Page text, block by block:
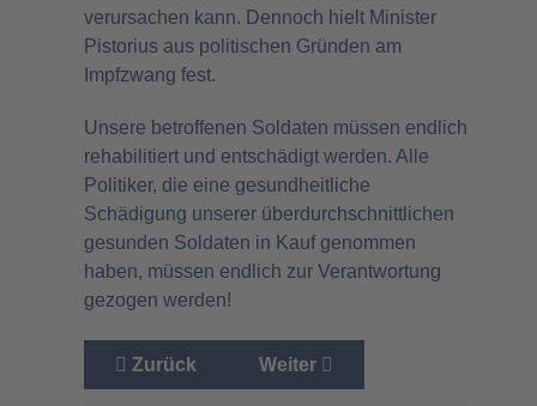
verursachen kann. Dennoch hielt Minister
Pistorius aus politischen Gründen am
Impfzwang fest.
Unsere betroffenen Soldaten müssen endlich
rehabilitiert und entschädigt werden. Alle
Politiker, die eine gesundheitliche
Schädigung unserer überdurchschnittlichen
gesunden Soldaten in Kauf genommen
haben, müssen endlich zur Verantwortung
gezogen werden!
Vorheriger Beitrag: Bayerisches Ärzteblatt
Zurück Nächster Beitrag:
Weiter